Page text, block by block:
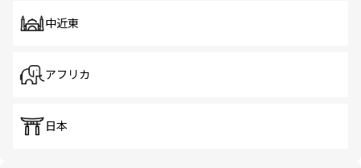
中近東
アフリカ
日本